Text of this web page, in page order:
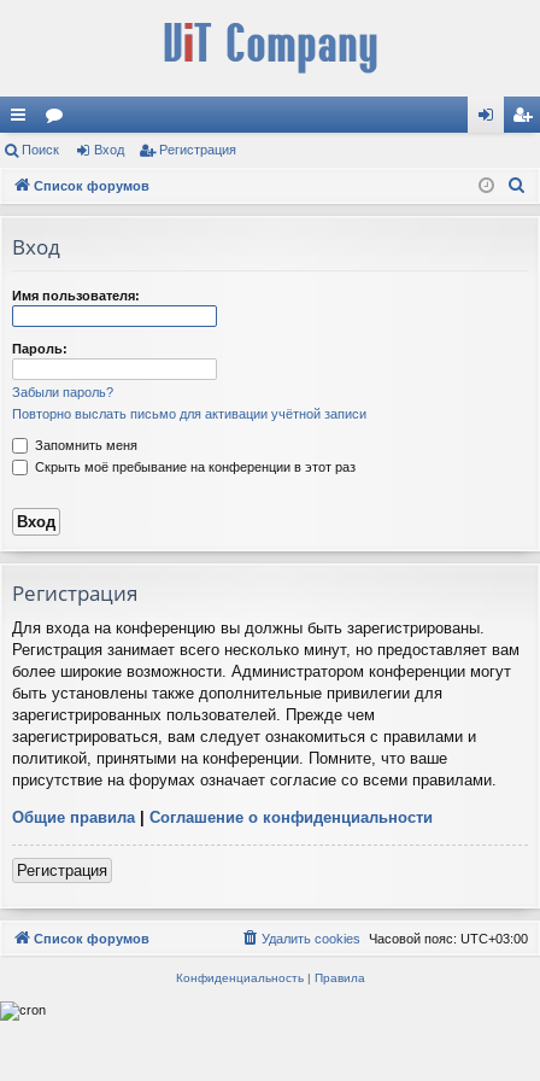
с
ы
и
ор
ум д ис
Поиск Вход Регистрация
Список форумов
Вход
Имя пользователя:
Пароль:
Забыли пароль?
Повторно выслать письмо для активации учётной записи
Запомнить меня
Скрыть моё пребывание на конференции в этот раз
Регистрация
Для входа на конференцию вы должны быть зарегистрированы.
Регистрация занимает всего несколько минут, но предоставляет вам
более широкие возможности. Администратором конференции могут
быть установлены также дополнительные привилегии для
зарегистрированных пользователей. Прежде чем
зарегистрироваться, вам следует ознакомиться с правилами и
политикой, принятыми на конференции. Помните, что ваше
присутствие на форумах означает согласие со всеми правилами.
Общие правила | Соглашение о конфиденциальности
Регистрация
Список форумов Часовой пояс: UTC+03:00
Удалить cookies
Конфиденциальность| Правила